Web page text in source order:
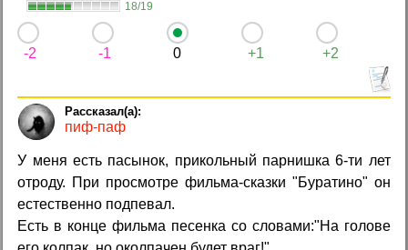
18/19
-2 -1 0 +1 +2
пиф-паф
У меня есть пасынок, прикольный парнишка 6-ти лет
отроду. При просмотре фильма-сказки "Буратино" он
естественно подпевал.
Есть в конце фильма песенка со словами:"На голове